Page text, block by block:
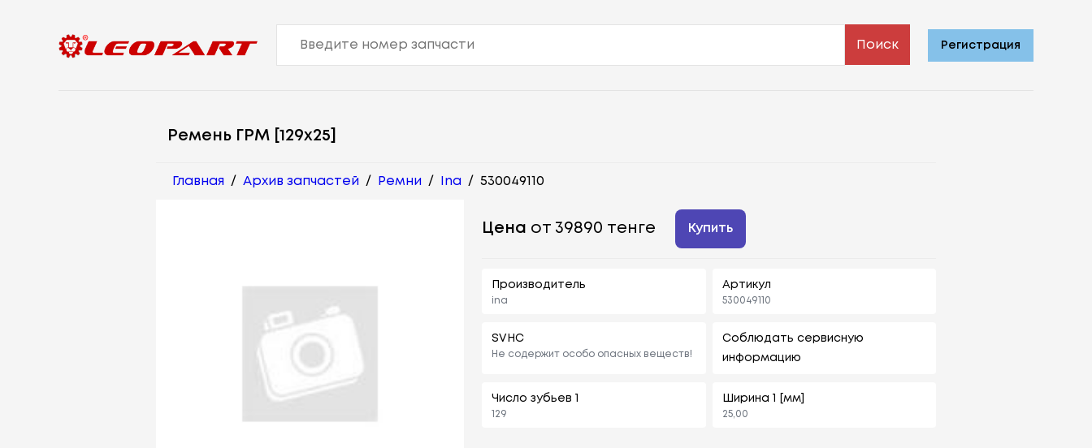
Поиск Регистрация
Ремень ГРМ [129x25]
Главная / Архив запчастей / Ремни / Ina / 530049110
Цена от 39890 тенге Купить
Производитель
ina
Артикул
530049110
SVHC
Не содержит особо опасных веществ!
Соблюдать сервисную
информацию
Число зубьев 1
129
Ширина 1 [мм]
25,00